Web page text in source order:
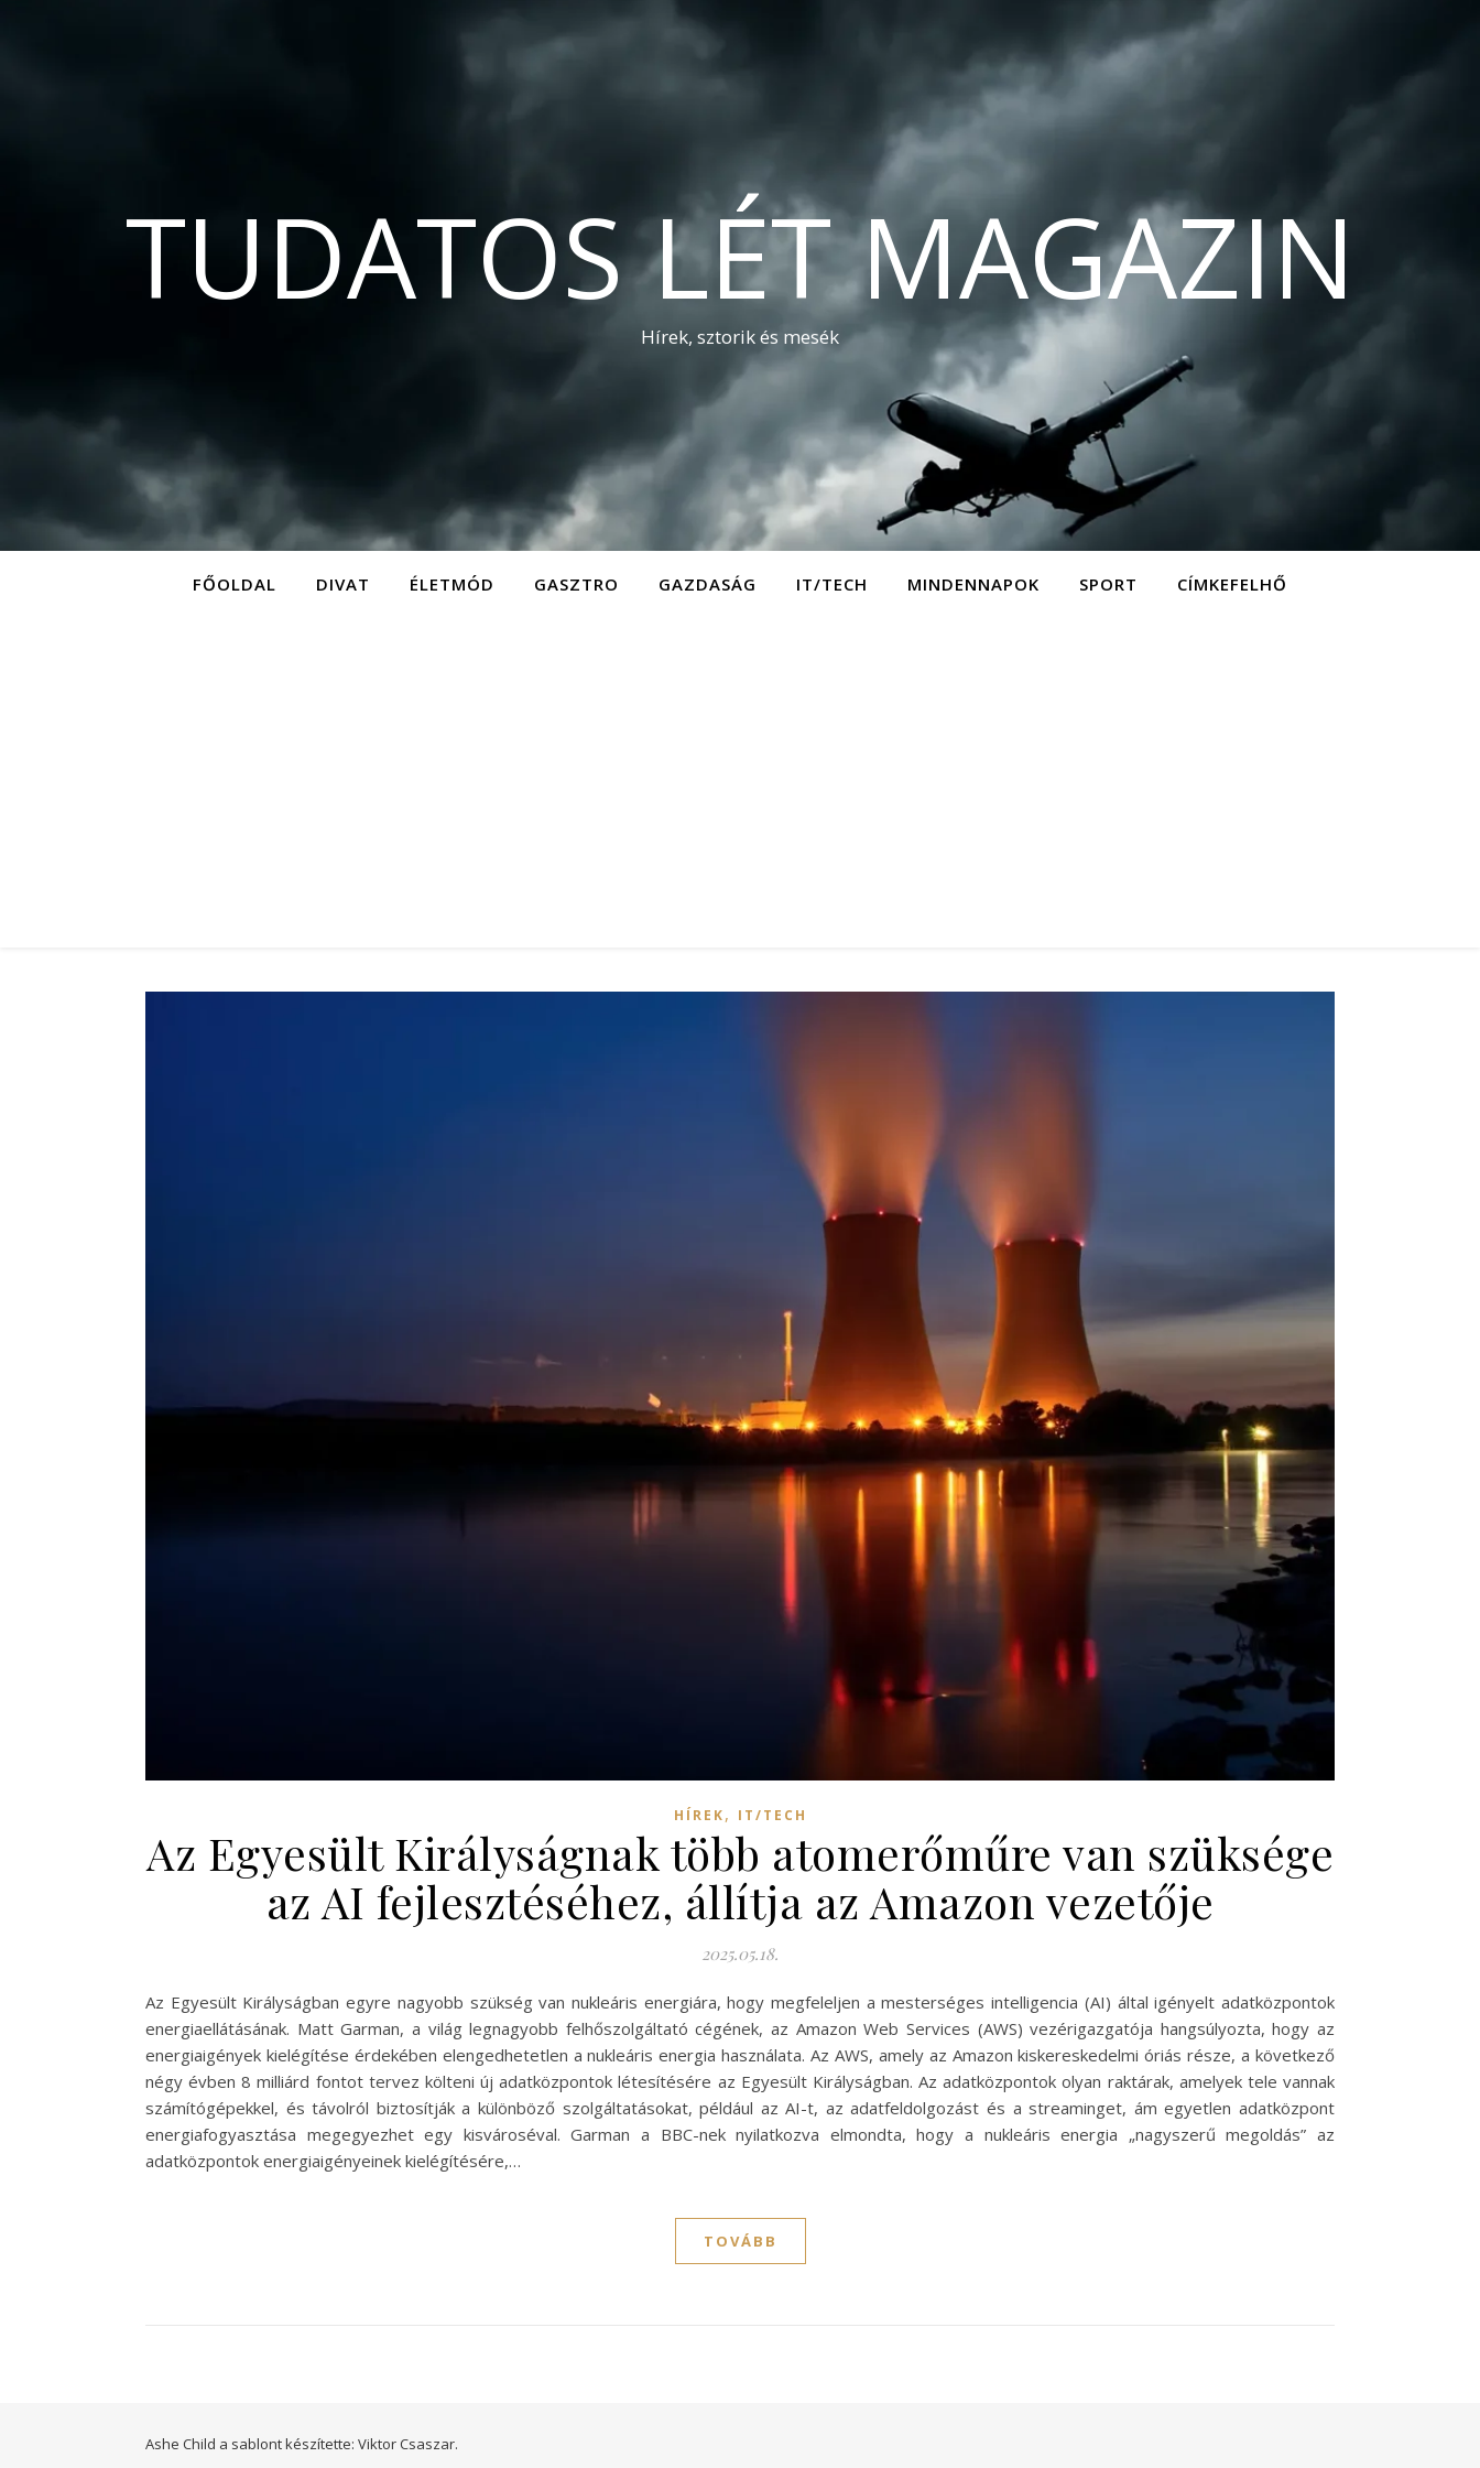
TUDATOS LÉT MAGAZIN
Hírek, sztorik és mesék
FŐOLDAL DIVAT ÉLETMÓD GASZTRO GAZDASÁG IT/TECH MINDENNAPOK SPORT CÍMKEFELHŐ
HÍREK, IT/TECH
Az Egyesült Királyságnak több atomerőműre van szüksége
az AI fejlesztéséhez, állítja az Amazon vezetője
2025.05.18.
Az Egyesült Királyságban egyre nagyobb szükség van nukleáris energiára, hogy megfeleljen a mesterséges intelligencia (AI) által igényelt adatközpontok
energiaellátásának. Matt Garman, a világ legnagyobb felhőszolgáltató cégének, az Amazon Web Services (AWS) vezérigazgatója hangsúlyozta, hogy az
energiaigények kielégítése érdekében elengedhetetlen a nukleáris energia használata. Az AWS, amely az Amazon kiskereskedelmi óriás része, a következő
négy évben 8 milliárd fontot tervez költeni új adatközpontok létesítésére az Egyesült Királyságban. Az adatközpontok olyan raktárak, amelyek tele vannak
számítógépekkel, és távolról biztosítják a különböző szolgáltatásokat, például az AI-t, az adatfeldolgozást és a streaminget, ám egyetlen adatközpont
energiafogyasztása megegyezhet egy kisvároséval. Garman a BBC-nek nyilatkozva elmondta, hogy a nukleáris energia „nagyszerű megoldás” az
adatközpontok energiaigényeinek kielégítésére,…
TOVÁBB
Ashe Child a sablont készítette: Viktor Csaszar.